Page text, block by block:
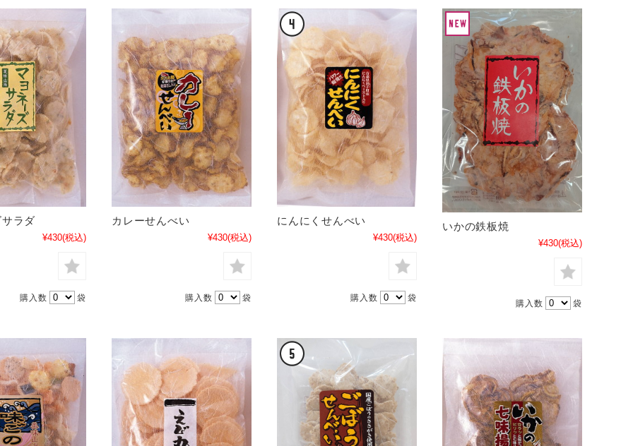
ラダ
¥430(税込)
購入数 袋
カレーせんべい
¥430(税込)
購入数 袋
にんにくせんべい
¥430(税込)
購入数 袋
いかの鉄板焼
¥430(税込)
購入数 袋